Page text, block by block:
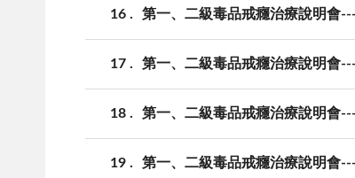
16 第一、二級毒品戒癮治療說明會
17 第一、二級毒品戒癮治療說明會
18 第一、二級毒品戒癮治療說明會
19 第一、二級毒品戒癮治療說明會